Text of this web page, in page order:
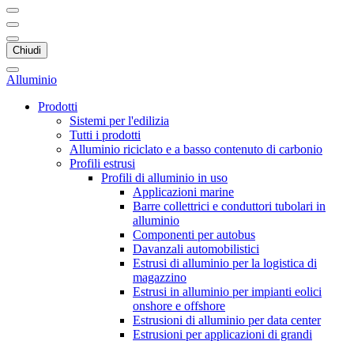
Chiudi
Alluminio
Prodotti
Sistemi per l'edilizia
Tutti i prodotti
Alluminio riciclato e a basso contenuto di carbonio
Profili estrusi
Profili di alluminio in uso
Applicazioni marine
Barre collettrici e conduttori tubolari in
alluminio
Componenti per autobus
Davanzali automobilistici
Estrusi di alluminio per la logistica di
magazzino
Estrusi in alluminio per impianti eolici
onshore e offshore
Estrusioni di alluminio per data center
Estrusioni per applicazioni di grandi